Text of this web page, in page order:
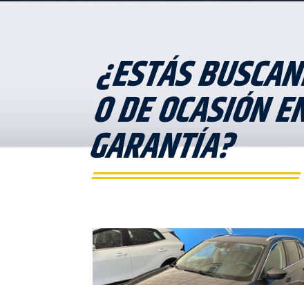
¿ESTÁS
O DE OCASIÓN
GARANTÍA?